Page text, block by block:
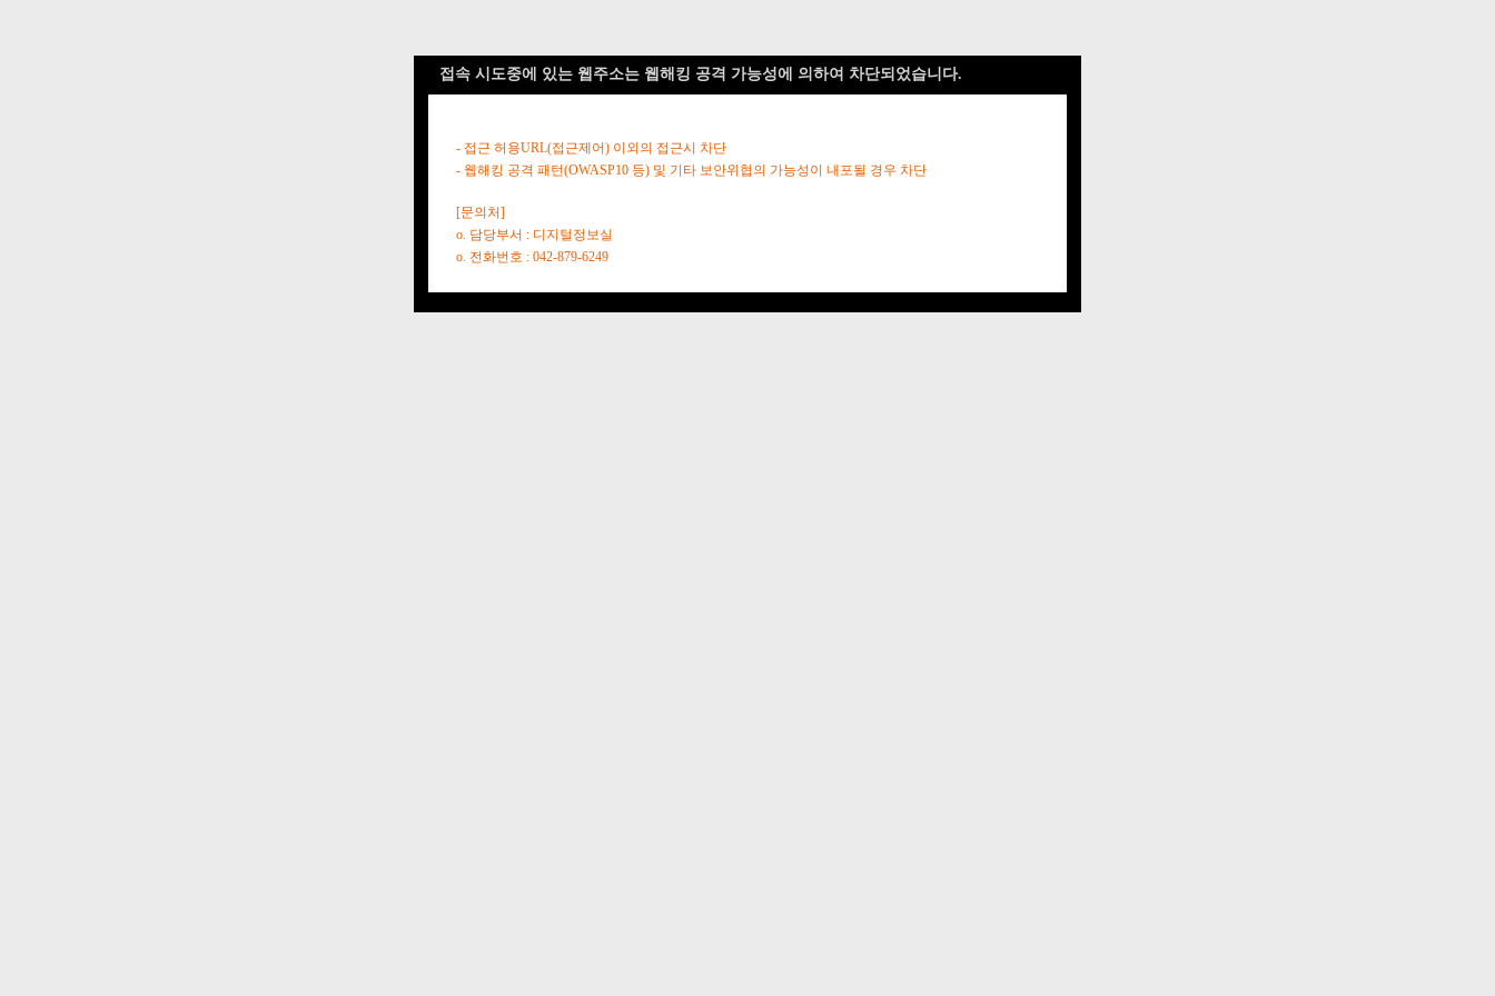
접속 시도중에 있는 웹주소는 웹해킹 공격 가능성에 의하여 차단되었습니다.
- 접근 허용URL(접근제어) 이외의 접근시 차단
- 웹해킹 공격 패턴(OWASP10 등) 및 기타 보안위협의 가능성이 내포될 경우 차단
[문의처]
o. 담당부서 : 디지털정보실
o. 전화번호 : 042-879-6249